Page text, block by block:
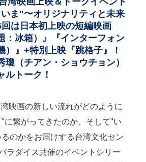
いま"〜オリジナリティと未来
は日本初上映の短編映画
：冰箱）』『インターフォン
）』+特別上映『跳格子』！
瓊（チアン・ショウチョン）
ルトーク！
映画の新しい流れがどのように
に繋がってきたのか、そして"い
のかをお届けする台湾文化セン
ラダイス共催のイベントシリー